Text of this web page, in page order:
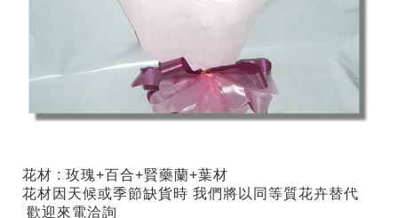
花材 : 玫瑰+百合+賢藥蘭+葉材
花材因天候或季節缺貨時 我們將以同等質花卉替代
歡迎來電洽詢